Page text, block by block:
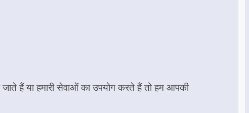
जाते हैं या हमारी सेवाओं का उपयोग करते हैं तो हम आपकी